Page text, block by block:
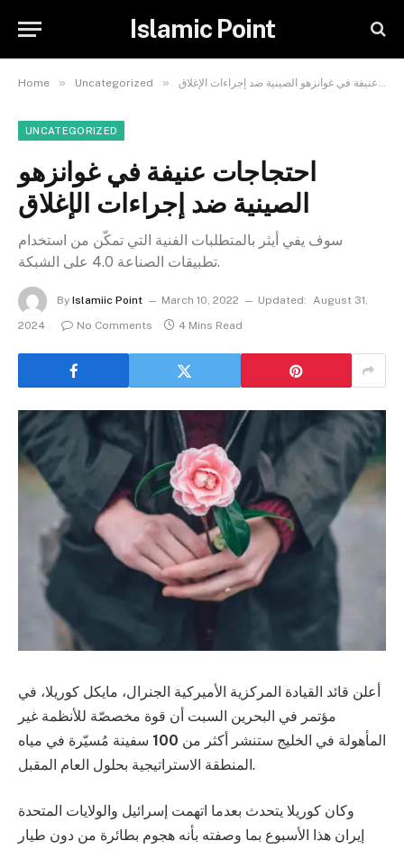
Islamic Point
Home » Uncategorized » احتجاجات عنيفة في غوانزهو الصينية ضد إجراءات الإغلاق
UNCATEGORIZED
احتجاجات عنيفة في غوانزهو
الصينية ضد إجراءات الإغلاق
سوف يفي أيثر بالمتطلبات الفنية التي تمكّن من استخدام
تطبيقات الصناعة 4.0 على الشبكة.
By Islamiic Point March 10, 2022 Updated: August 31,
2024
No Comments 4 Mins Read
أعلن قائد القيادة المركزية الأميركية الجنرال، مايكل كوريلا، في
مؤتمر في البحرين السبت أن قوة مخصصّة للأنظمة غير
المأهولة في الخليج ستنشر أكثر من 100 سفينة مُسيّرة في مياه
المنطقة الاستراتيجية بحلول العام المقبل.
وكان كوريلا يتحدث بعدما اتهمت إسرائيل والولايات المتحدة
إيران هذا الأسبوع بما وصفته بأنه هجوم بطائرة من دون طيار